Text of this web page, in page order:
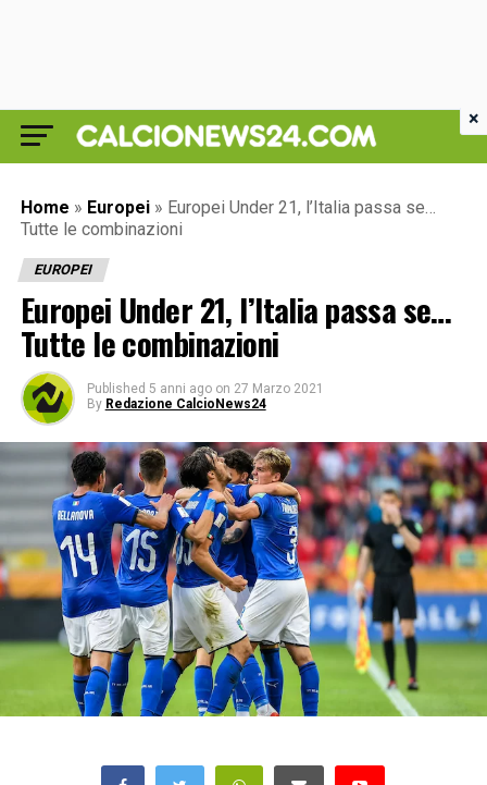
Home » Europei » Europei Under 21, l’Italia passa se…
Tutte le combinazioni
EUROPEI
Europei Under 21, l’Italia passa se…
Tutte le combinazioni
Published 5 anni ago on 27 Marzo 2021
By Redazione CalcioNews24
×